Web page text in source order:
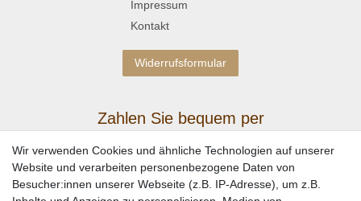
Impressum
Kontakt
Widerrufsformular
Zahlen Sie bequem per
Wir verwenden Cookies und ähnliche Technologien auf unserer
Website und verarbeiten personenbezogene Daten von
Besucher:innen unserer Webseite (z.B. IP-Adresse), um z.B.